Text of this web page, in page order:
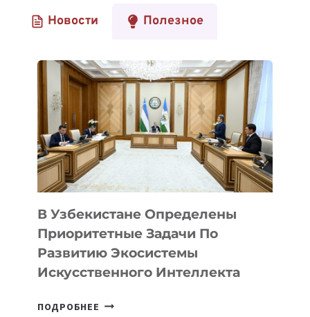
Новости Полезное
В Узбекистане Определены
Приоритетные Задачи По
Развитию Экосистемы
Искусственного Интеллекта
ПОДРОБНЕЕ В